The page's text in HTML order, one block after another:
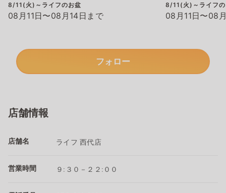
8/11(火)～ライフのお盆
08月11日〜08月14日まで
8/11(火)～ライフ
08月11日〜08
フォロー
店舗情報
店舗名 ライフ 西代店
営業時間 ９:３０－２２:００